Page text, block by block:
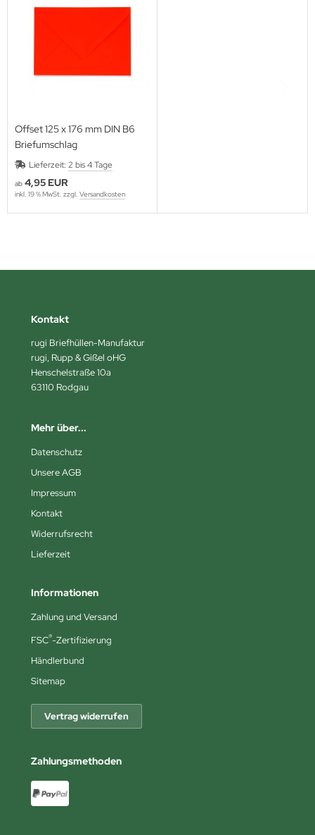
Offset 125 x 176 mm DIN B6
Briefumschlag
Lieferzeit: 2 bis 4 Tage
ab 4,95 EUR
inkl. 19 % MwSt. zzgl. Versandkosten
Kontakt
rugi Briefhüllen-Manufaktur
rugi, Rupp & Gißel oHG
Henschelstraße 10a
63110 Rodgau
Mehr über...
Datenschutz
Unsere AGB
Impressum
Kontakt
Widerrufsrecht
Lieferzeit
Informationen
Zahlung und Versand
FSC®-Zertifizierung
Händlerbund
Sitemap
Vertrag widerrufen
Zahlungsmethoden